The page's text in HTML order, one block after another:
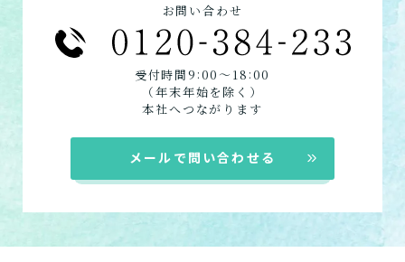
定期巡回
居宅介護支援
お問い合わせ
受付時間9 :00〜18 :00
（年末年始を除く）
本社へつながります
メールで問い合わせる